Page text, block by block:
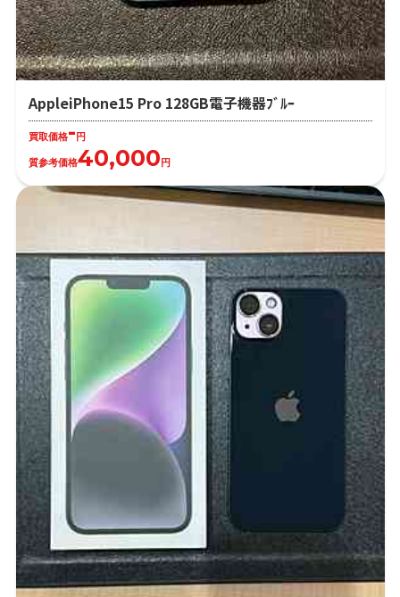
AppleiPhone15 Pro 128GB電子機器ﾌﾞﾙｰ
買取価格- 円
質参考価格40,000 円